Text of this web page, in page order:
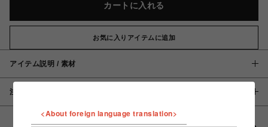
カートに入れる
お気に入りアイテムに追加
アイテム説明 / 素材
注意事項
<About foreign language translation>